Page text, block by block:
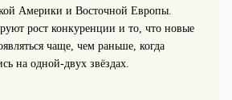
Америки и Восточной Европы.
рост конкуренции и то, что новые
чаще, чем раньше, когда
на одной-двух звёздах.